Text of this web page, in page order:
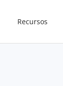
Recursos